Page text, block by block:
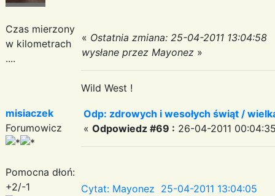
Czas mierzony
w kilometrach
....
« Ostatnia zmiana: 25-04-2011 13:04:58
wysłane przez Mayonez »
Wild West !
misiaczek
Forumowicz
Pomocna dłoń:
+2/-1
Odp: zdrowych i wesołych świąt /
« Odpowiedz #69 : 26-04-2011
Cytat: Mayonez 25-04-2011 13:04:05